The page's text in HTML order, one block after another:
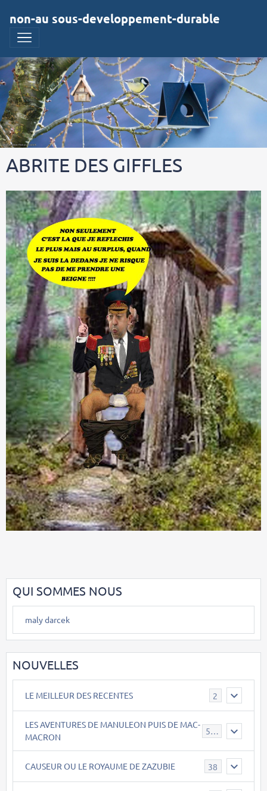
non-au sous-developpement-durable
ABRITE DES GIFFLES
QUI SOMMES NOUS
maly darcek
NOUVELLES
LE MEILLEUR DES RECENTES 2
LES AVENTURES DE MANULEON PUIS DE MAC-
MACRON
543
CAUSEUR OU LE ROYAUME DE ZAZUBIE 38